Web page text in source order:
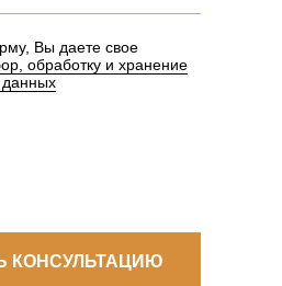
Вы даете свое
обработку и хранение
КОНСУЛЬТАЦИЮ